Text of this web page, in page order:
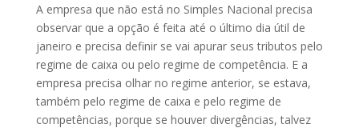
A empresa que não está no Simples Nacional precisa
observar que a opção é feita até o último dia útil de
janeiro e precisa definir se vai apurar seus tributos pelo
regime de caixa ou pelo regime de competência. E a
empresa precisa olhar no regime anterior, se estava,
também pelo regime de caixa e pelo regime de
competências, porque se houver divergências, talvez